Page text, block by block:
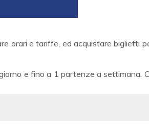
orari e tariffe, ed acquistare biglietti
e fino a 1 partenze a settimana.